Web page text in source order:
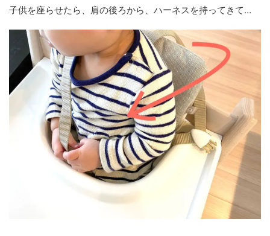
子供を座らせたら、肩の後ろから、ハーネスを持ってきて…